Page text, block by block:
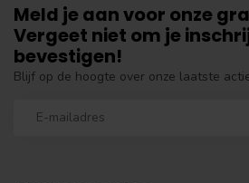
Meld je aan voor onze
Vergeet niet om je
bevestigen!
Blijf op de hoogte over onze laatste